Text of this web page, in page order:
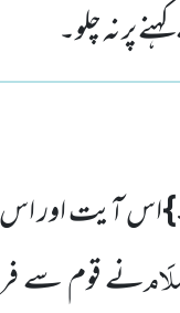
پر نہ چلو۔
{اس آیت اور اس
نے قوم سے